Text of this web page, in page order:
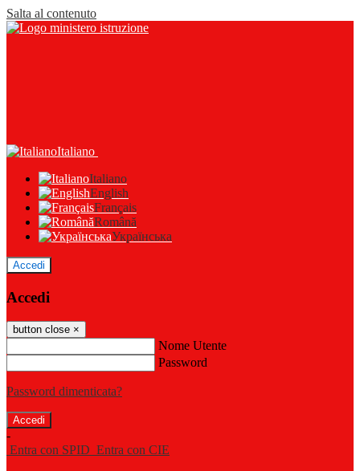
Salta al contenuto
Italiano
Italiano
English
Français
Română
Українська
Accedi
Accedi
button close ×
Nome Utente
Password
Password dimenticata?
-
Entra con SPID Entra con CIE